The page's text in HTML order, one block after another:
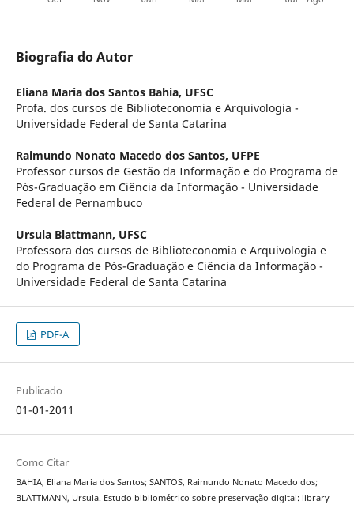
Biografia do Autor
Eliana Maria dos Santos Bahia, UFSC
Profa. dos cursos de Biblioteconomia e Arquivologia -
Universidade Federal de Santa Catarina
Raimundo Nonato Macedo dos Santos, UFPE
Professor cursos de Gestão da Informação e do Programa de
Pós-Graduação em Ciência da Informação - Universidade
Federal de Pernambuco
Ursula Blattmann, UFSC
Professora dos cursos de Biblioteconomia e Arquivologia e
do Programa de Pós-Graduação e Ciência da Informação -
Universidade Federal de Santa Catarina
PDF-A
Publicado
01-01-2011
Como Citar
BAHIA, Eliana Maria dos Santos; SANTOS, Raimundo Nonato Macedo dos;
BLATTMANN, Ursula. Estudo bibliométrico sobre preservação digital: library